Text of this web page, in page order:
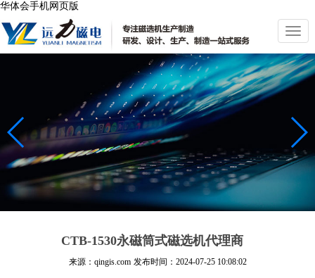
华体会手机网页版
切
换
导
航
CTB-1530永磁筒式磁选机代理商
来源：qingis.com 发布时间： 2024-07-25 10:08:02